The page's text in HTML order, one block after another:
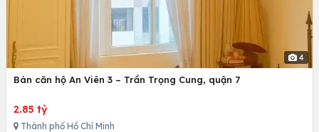
4
Bán căn hộ An Viên 3 – Trần Trọng Cung, quận 7
2.85 tỷ
Thành phố Hồ Chí Minh